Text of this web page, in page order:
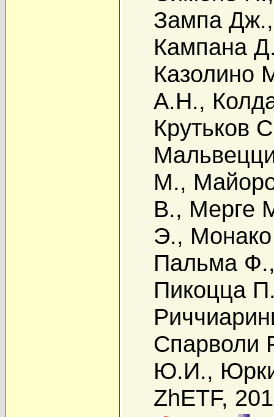
Зампа Дж.
Кампана
Казолино
А.Н.,
Крутьков
М.,
В., Мерге
Э.,
Пальма Ф.
Пикоцца
Спарволи
Ю.И.,
ZhETF,